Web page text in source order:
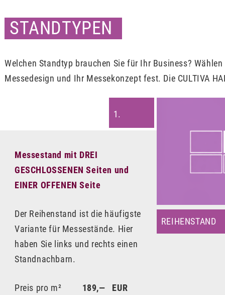
STANDTYPEN
Welchen Standtyp brauchen Sie für Ihr Business?
Messedesign und Ihr Messekonzept fest. Die CULTIVA
1.
REIHENSTAND
Messestand mit DREI
GESCHLOSSENEN Seiten und
EINER OFFENEN Seite
Der Reihenstand ist die häufigste
Variante für Messestände. Hier
haben Sie links und rechts einen
Standnachbarn.
Preis pro m² 189,— EUR